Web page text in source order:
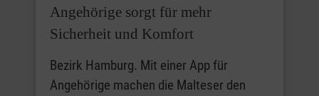
Angehörige sorgt für mehr
Sicherheit und Komfort
Bezirk Hamburg. Mit einer App für
Angehörige machen die Malteser den